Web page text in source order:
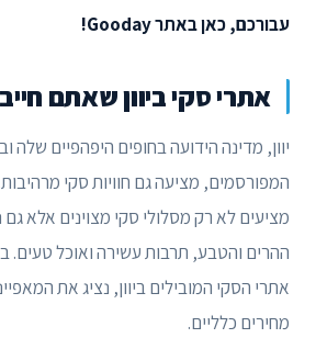
עבורכם, כאן באתר Gooday!
אתרי סקי ביוון שאתם
יוון, מדינה הידועה בחופים היפהפיים שלה
המפורסמים, מציעה גם חוויות סקי
מציעים לא רק מסלולי סקי מצוינים אלא
ההרים והטבע, תרבות עשירה ואוכל טעים.
אתרי הסקי המובילים ביוון, נציג את
מחירים כלליים.